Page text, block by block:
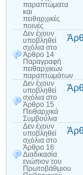
παραπτώματα
και
πειθαρχικές
ποινές
Δεν έχουν
υποβληθεί
σχόλια στο
Άρθρο 14
Παραγραφή
πειθαρχικών
παραπτωμάτων
Δεν έχουν
υποβληθεί
σχόλια στο
Άρθρο 15
Πειθαρχικά
Συμβούλια
Δεν έχουν
υποβληθεί
σχόλια στο
Άρθρο 16
Διαδικασία
ενώπιον του
Πρωτοβάθμιου